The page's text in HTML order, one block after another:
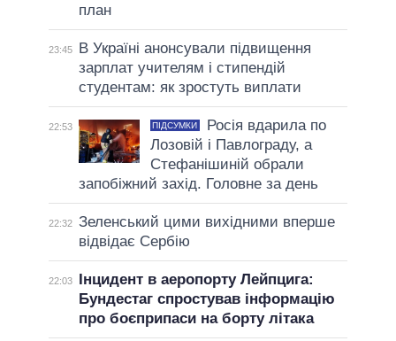
план
23:45
В Україні анонсували підвищення
зарплат учителям і стипендій
студентам: як зростуть виплати
22:53 ПІДСУМКИ
Росія вдарила по
Лозовій і Павлограду, а
Стефанішиній обрали
запобіжний захід. Головне за день
22:32 Зеленський цими вихідними вперше
відвідає Сербію
22:03
Інцидент в аеропорту Лейпцига:
Бундестаг спростував інформацію
про боєприпаси на борту літака